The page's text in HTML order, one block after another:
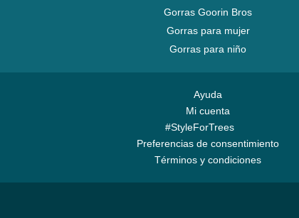
Gorras Goorin Bros
Gorras para mujer
Gorras para niño
Ayuda
Mi cuenta
#StyleForTrees
Preferencias de consentimiento
Términos y condiciones